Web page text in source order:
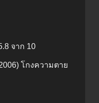
จาก 10
โกงความตาย